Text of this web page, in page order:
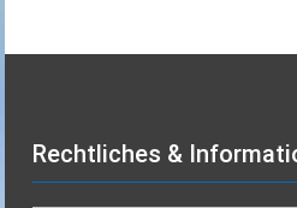
Rechtliches &